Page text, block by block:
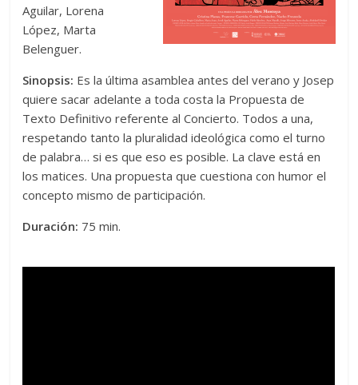
Aguilar, Lorena
López, Marta
Belenguer.
Sinopsis: Es la última asamblea antes del verano y Josep
quiere sacar adelante a toda costa la Propuesta de
Texto Definitivo referente al Concierto. Todos a una,
respetando tanto la pluralidad ideológica como el turno
de palabra… si es que eso es posible. La clave está en
los matices. Una propuesta que cuestiona con humor el
concepto mismo de participación.
Duración: 75 min.